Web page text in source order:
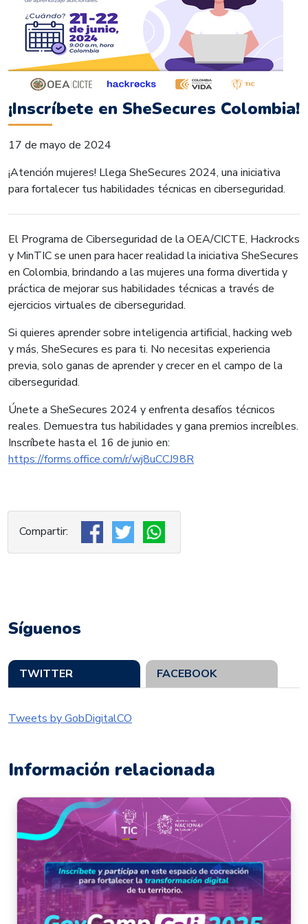
¡Inscríbete en SheSecures Colombia!
17 de mayo de 2024
¡Atención mujeres! Llega SheSecures 2024, una iniciativa
para fortalecer tus habilidades técnicas en ciberseguridad.
El Programa de Ciberseguridad de la OEA/CICTE, Hackrocks
y MinTIC se unen para hacer realidad la iniciativa SheSecures
en Colombia, brindando a las mujeres una forma divertida y
práctica de mejorar sus habilidades técnicas a través de
ejercicios virtuales de ciberseguridad.
Si quieres aprender sobre inteligencia artificial, hacking web
y más, SheSecures es para ti. No necesitas experiencia
previa, solo ganas de aprender y crecer en el campo de la
ciberseguridad.
Únete a SheSecures 2024 y enfrenta desafíos técnicos
reales. Demuestra tus habilidades y gana premios increíbles.
Inscríbete hasta el 16 de junio en:
https://forms.office.com/r/wj8uCCJ98R
Síguenos
TWITTER FACEBOOK
Tweets by GobDigitalCO
Información relacionada